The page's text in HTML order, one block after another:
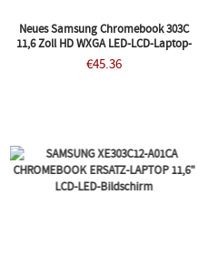
Neues Samsung Chromebook 303C
11,6 Zoll HD WXGA LED-LCD-Laptop-
Ersatzbildschirm, Matt, Blendfrei,
Chrome Book XE303C12-A01US
€45.36